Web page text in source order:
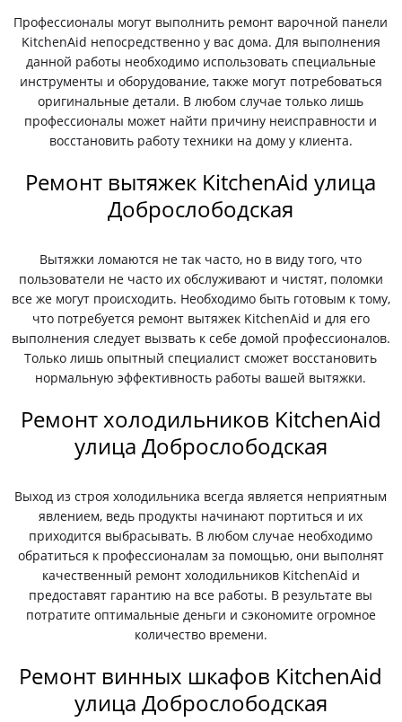
Профессионалы могут выполнить ремонт варочной панели
KitchenAid непосредственно у вас дома. Для выполнения
данной работы необходимо использовать специальные
инструменты и оборудование, также могут потребоваться
оригинальные детали. В любом случае только лишь
профессионалы может найти причину неисправности и
восстановить работу техники на дому у клиента.
Ремонт вытяжек KitchenAid улица
Доброслободская
Вытяжки ломаются не так часто, но в виду того, что
пользователи не часто их обслуживают и чистят, поломки
все же могут происходить. Необходимо быть готовым к тому,
что потребуется ремонт вытяжек KitchenAid и для его
выполнения следует вызвать к себе домой профессионалов.
Только лишь опытный специалист сможет восстановить
нормальную эффективность работы вашей вытяжки.
Ремонт холодильников KitchenAid
улица Доброслободская
Выход из строя холодильника всегда является неприятным
явлением, ведь продукты начинают портиться и их
приходится выбрасывать. В любом случае необходимо
обратиться к профессионалам за помощью, они выполнят
качественный ремонт холодильников KitchenAid и
предоставят гарантию на все работы. В результате вы
потратите оптимальные деньги и сэкономите огромное
количество времени.
Ремонт винных шкафов KitchenAid
улица Доброслободская